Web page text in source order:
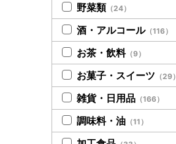
野菜類 （24）
酒・アルコール（116）
お茶・飲料（9）
お菓子・スイーツ （29）
雑貨・日用品 （166）
調味料・油 （11）